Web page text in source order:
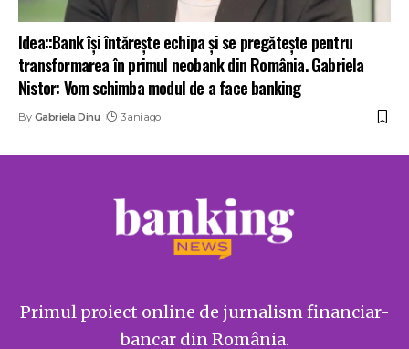
Idea::Bank își întărește echipa și se pregătește pentru
transformarea în primul neobank din România. Gabriela
Nistor: Vom schimba modul de a face banking
By Gabriela Dinu 3 ani ago
Primul proiect online de jurnalism financiar-
bancar din România.